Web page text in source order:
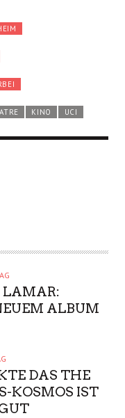
KINO UCI
LAMAR:
ALBUM
DAS THE
KOSMOS IST